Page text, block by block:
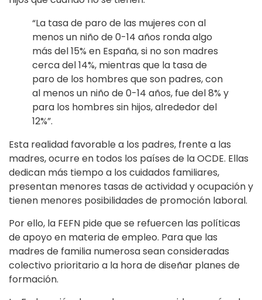
“La tasa de paro de las mujeres con al
menos un niño de 0-14 años ronda algo
más del 15% en España, si no son madres
cerca del 14%, mientras que la tasa de
paro de los hombres que son padres, con
al menos un niño de 0-14 años, fue del 8% y
para los hombres sin hijos, alrededor del
12%”.
Esta realidad favorable a los padres, frente a las
madres, ocurre en todos los países de la OCDE. Ellas
dedican más tiempo a los cuidados familiares,
presentan menores tasas de actividad y ocupación y
tienen menores posibilidades de promoción laboral.
Por ello, la FEFN pide que se refuercen las políticas
de apoyo en materia de empleo. Para que las
madres de familia numerosa sean consideradas
colectivo prioritario a la hora de diseñar planes de
formación.